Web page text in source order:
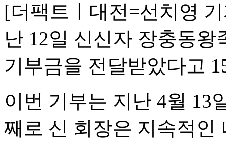
[더팩트ㅣ대전=선치영
난 12일 신신자 장충동
기부금을 전달받았다고
이번 기부는 지난 4월 13
째로 신 회장은 지속적인